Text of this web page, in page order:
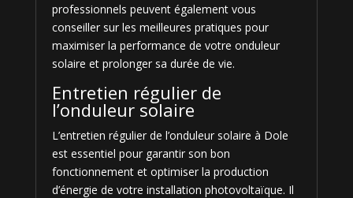
professionnels peuvent également vous
conseiller sur les meilleures pratiques pour
maximiser la performance de votre onduleur
solaire et prolonger sa durée de vie.
Entretien régulier de
l’onduleur solaire
L’entretien régulier de l’onduleur solaire à Dole
est essentiel pour garantir son bon
fonctionnement et optimiser la production
d’énergie de votre installation photovoltaïque. Il